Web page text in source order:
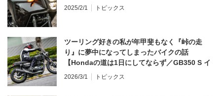
2025/2/1 トピックス
ツーリング好きの私が年甲斐もなく『峠の走
り』に夢中になってしまったバイクの話
【Hondaの道は1日にしてならず／GB350 S イ
ンプレ・レビュー 前編】
2026/3/1 トピックス